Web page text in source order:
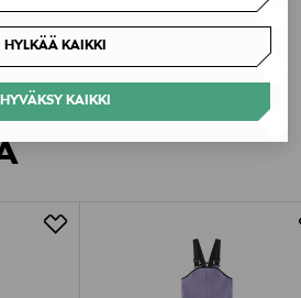
HYLKÄÄ KAIKKI
HYVÄKSY KAIKKI